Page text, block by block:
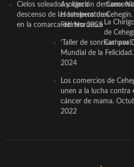
Cielos soleados y ligero
descenso de las temperaturas
en la comarca del Noroeste
Asociación de
Hosteleros de Cehegín.
Febrero 2025
‘Taller de sonrisas’ por
Mundial de la
2024
Los comercios de
unen a la lucha contra
cáncer de mama.
2022
mano.
La
de
Carnaval